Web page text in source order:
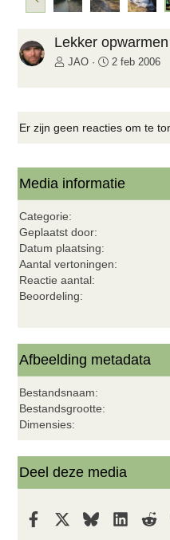
o
i
g
e
Lekker
JAO 2 feb 2006
Er zijn geen reacties om te
Media informatie
Categorie
Geplaatst door
Datum plaatsing
Aantal vertoningen
Reactie aantal
Beoordeling
Afbeelding metadata
Bestandsnaam
Bestandsgrootte
Dimensies
Deel deze media
Facebook BlueskyLinkedIn